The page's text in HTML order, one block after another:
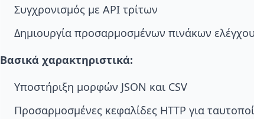
Συγχρονισμός με API τρίτων
Δημιουργία προσαρμοσμένων πινάκων
Βασικά χαρακτηριστικά:
Υποστήριξη μορφών JSON και CSV
Προσαρμοσμένες κεφαλίδες HTTP για